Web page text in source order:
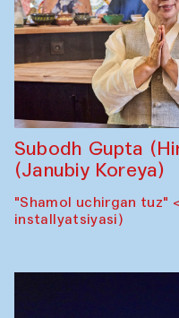
Subodh Gupta
(Janubiy Koreya)
"Shamol uchirgan tuz"
installyatsiyasi)